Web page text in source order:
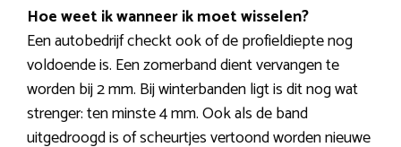
Hoe weet ik wanneer ik moet wisselen?
Een autobedrijf checkt ook of de profieldiepte nog
voldoende is. Een zomerband dient vervangen te
worden bij 2 mm. Bij winterbanden ligt is dit nog wat
strenger: ten minste 4 mm. Ook als de band
uitgedroogd is of scheurtjes vertoond worden nieuwe